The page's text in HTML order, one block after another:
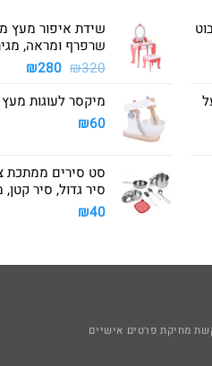
לרובוט
שידת איפור מעץ
שרפרף ומראה,
₪320
המחיר
היה:
₪280 המחיר
הוא:מיקסר לעוגות
₪60
סיר גדול, סיר
₪40
מחיקת פרטים אישיים